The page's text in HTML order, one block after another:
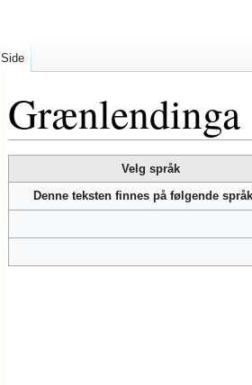
Grænlendinga
til
navigering
til
Velg språk
Denne teksten finnes på følgende
Side